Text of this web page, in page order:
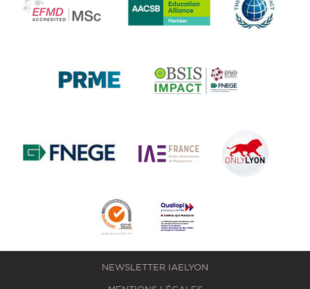
NEWSLETTER IAELYON